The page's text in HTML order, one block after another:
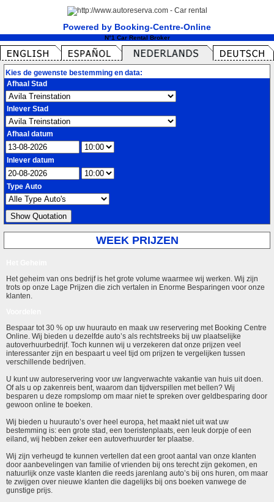
Powered by Booking-Centre-Online
N°1 Car Rental Broker
Kies de gewenste bestemming en data:
Afhaal Stad
Inlever Stad
Afhaal datum
Inlever datum
Type Auto
WEEK PRIJZEN
Het geheim van ons bedrijf is het grote volume waarmee wij werken. Wij zijn
trots op onze Lage Prijzen die zich vertalen in Enorme Besparingen voor onze
klanten.
Bespaar tot 30 % op uw huurauto en maak uw reservering met Booking Centre
Online. Wij bieden u dezelfde auto’s als rechtstreeks bij uw plaatselijke
autoverhuurbedrijf. Toch kunnen wij u verzekeren dat onze prijzen veel
interessanter zijn en bespaart u veel tijd om prijzen te vergelijken tussen
verschillende bedrijven.
U kunt uw autoreservering voor uw langverwachte vakantie van huis uit doen.
Of als u op zakenreis bent, waarom dan tijdverspillen met bellen? Wij
besparen u deze rompslomp om maar niet te spreken over geldbesparing door
gewoon online te boeken.
Wij bieden u huurauto’s over heel europa, het maakt niet uit wat uw
bestemming is: een grote stad, een toeristenplaats, een leuk dorpje of een
eiland, wij hebben zeker een autoverhuurder ter plaatse.
Wij zijn verheugd te kunnen vertellen dat een groot aantal van onze klanten
door aanbevelingen van familie of vrienden bij ons terecht zijn gekomen, en
natuurlijk onze vaste klanten die reeds jarenlang auto’s bij ons huren, om maar
te zwijgen over nieuwe klanten die dagelijks bij ons boeken vanwege de
gunstige prijs.